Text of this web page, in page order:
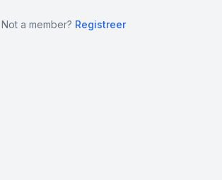
Not a member? Registreer